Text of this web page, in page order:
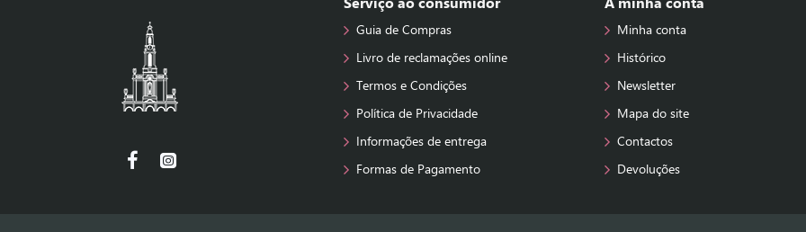
Guia de Compras
Livro de reclamações online
Termos e Condições
Política de Privacidade
Informações de entrega
Formas de Pagamento
Minha conta
Histórico
Newsletter
Mapa do site
Contactos
Devoluções